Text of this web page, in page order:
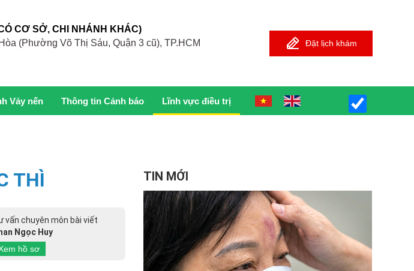
CƠ SỞ, CHI NHÁNH KHÁC)
(Phường Võ Thị Sáu, Quận 3 cũ), TP.HCM
Đặt lịch khám
Vảy nến Thông tin Cảnh báo Lĩnh vực điều trị
THÌ
vấn chuyên môn bài viết
Ngọc Huy
hồ sơ
TIN MỚI